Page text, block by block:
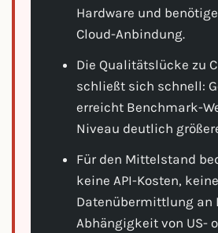
Hardware und
Cloud-Anbindung.
Die Qualitätslücke zu
schließt sich schnell:
erreicht Benchmark-
Niveau deutlich
Für den Mittelstand
keine API-Kosten, keine
Datenübermittlung an
Abhängigkeit von US-